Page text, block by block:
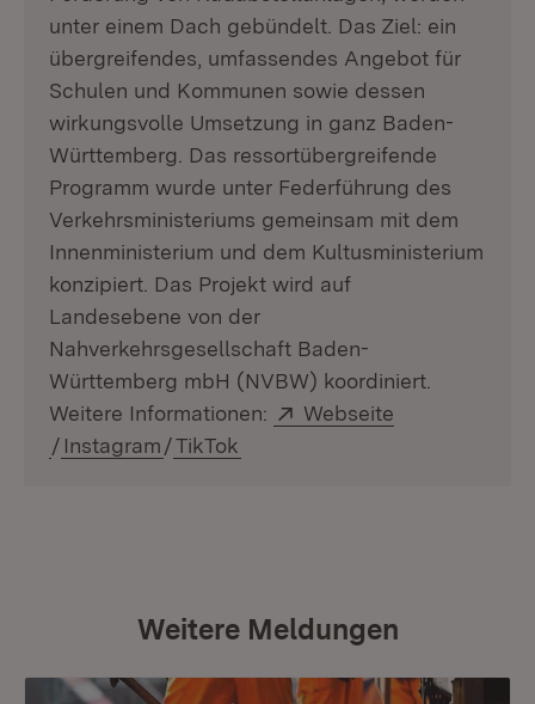
unter einem Dach gebündelt. Das Ziel: ein
übergreifendes, umfassendes Angebot für
Schulen und Kommunen sowie dessen
wirkungsvolle Umsetzung in ganz Baden-
Württemberg. Das ressortübergreifende
Programm wurde unter Federführung des
Verkehrsministeriums gemeinsam mit dem
Innenministerium und dem Kultusministerium
konzipiert. Das Projekt wird auf
Landesebene von der
Nahverkehrsgesellschaft Baden-
Württemberg mbH (NVBW) koordiniert.
Weitere Informationen:
Extern:
Webseite
(Öffnet in neuem Fenster)
/ Instagram/TikTok
Weitere Meldungen